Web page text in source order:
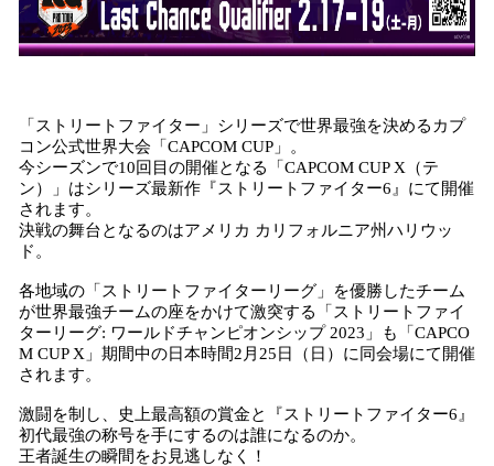
「ストリートファイター」シリーズで世界最強を決めるカプ
コン公式世界大会「CAPCOM CUP」。
今シーズンで10回目の開催となる「CAPCOM CUP X（テ
ン）」はシリーズ最新作『ストリートファイター6』にて開催
されます。
決戦の舞台となるのはアメリカ カリフォルニア州ハリウッ
ド。
各地域の「ストリートファイターリーグ」を優勝したチーム
が世界最強チームの座をかけて激突する「ストリートファイ
ターリーグ: ワールドチャンピオンシップ 2023」も「CAPCO
M CUP X」期間中の日本時間2月25日（日）に同会場にて開催
されます。
激闘を制し、史上最高額の賞金と『ストリートファイター6』
初代最強の称号を手にするのは誰になるのか。
王者誕生の瞬間をお見逃しなく！